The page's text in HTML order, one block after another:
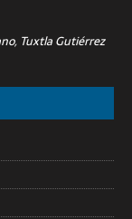
Tuxtla Gutiérrez